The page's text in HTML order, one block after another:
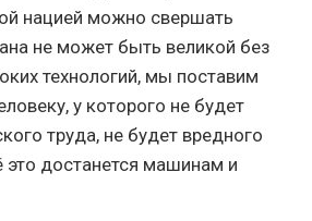
нацией можно свершать
не может быть великой без
технологий, мы поставим
у которого не будет
труда, не будет вредного
это достанется машинам и